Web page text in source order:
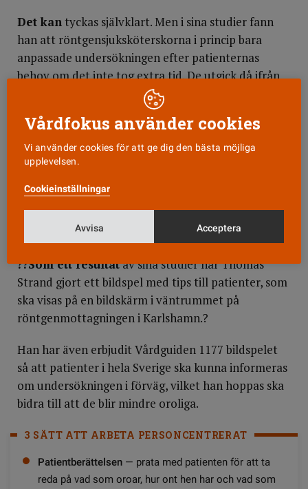
Det kan tyckas självklart. Men i sina studier fann
han att röntgensjuksköterskorna i princip bara
anpassade undersökningen efter patienternas
behov om det inte tog extra tid. De utgick då ifrån
hur patienterna brukar uppleva undersökningen
och litade på att de skulle säga ifrån om de inte
kunde ligga stilla.?
Men det gör patienterna inte alltid. I avhandlingen
som krävande och därför inte alltid informerar
personalen om sitt lidande under tiden som de
ligger i magnetkamerans tunnel.
??Som ett resultatav sina studier har Thomas
Strand gjort ett bildspel med tips till patienter, som
ska visas på en bildskärm i väntrummet på
röntgenmottagningen i Karlshamn.?
Han har även erbjudit Vårdguiden 1177 bildspelet
så att patienter i hela Sverige ska kunna informeras
om undersökningen i förväg, vilket han hoppas ska
bidra till att de blir mindre oroliga.
3 SÄTT ATT ARBETA PERSONCENTRERAT
Patientberättelsen — prata med patienten för att ta
reda på vad som oroar, hur ont hen har och vad som
Vårdfokus använder cookies
Vi använder cookies för att ge dig den bästa möjliga
upplevelsen.
Cookieinställningar
Avvisa Acceptera